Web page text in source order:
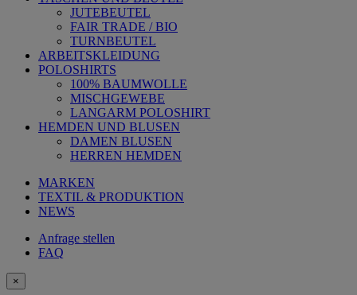
JUTEBEUTEL
FAIR TRADE / BIO
TURNBEUTEL
ARBEITSKLEIDUNG
POLOSHIRTS
100% BAUMWOLLE
MISCHGEWEBE
LANGARM POLOSHIRT
HEMDEN UND BLUSEN
DAMEN BLUSEN
HERREN HEMDEN
MARKEN
TEXTIL & PRODUKTION
NEWS
Anfrage stellen
FAQ
×